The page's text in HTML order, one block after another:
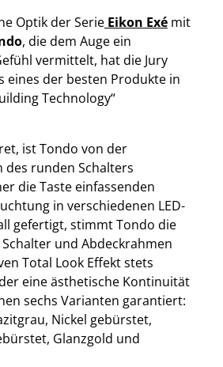
Optik der Serie Eikon Exé mit
, die dem Auge ein
vermittelt, hat die Jury
eines der besten Produkte in
Technology“
ist Tondo von der
des runden Schalters
die Taste einfassenden
in verschiedenen LED-
gefertigt, stimmt Tondo die
und Abdeckrahmen
Total Look Effekt stets
eine ästhetische Kontinuität
sechs Varianten garantiert:
Nickel gebürstet,
Glanzgold und